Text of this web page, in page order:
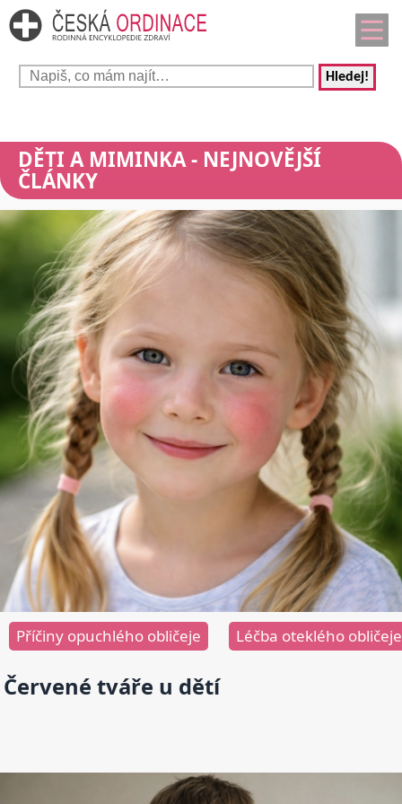
Hledej!
DĚTI A MIMINKA- NEJNOVĚJŠÍ
ČLÁNKY
Příčiny opuchlého obličeje Léčba oteklého obličeje
Červené tváře u dětí